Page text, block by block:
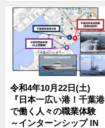
令和4年10月22日(土)
『日本一広い港！千葉港
で働く人々の職業体験
～インターンシップ IN